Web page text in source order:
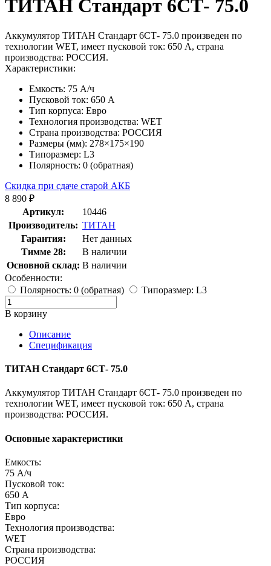
ТИТАН Стандарт 6СТ- 75.0
Аккумулятор ТИТАН Стандарт 6СТ- 75.0 произведен по
технологии WET, имеет пусковой ток: 650 A, страна
производства: РОССИЯ.
Характеристики:
Емкость: 75 А/ч
Пусковой ток: 650 А
Тип корпуса: Евро
Технология производства: WET
Страна производства: РОССИЯ
Размеры (мм): 278×175×190
Типоразмер: L3
Полярность: 0 (обратная)
Скидка при сдаче старой АКБ
8 890 ₽
Артикул:
10446
Производитель: ТИТАН
Гарантия:
Нет данных
Тимме 28:
В наличии
Основной склад: В наличии
Особенности:
Полярность: 0 (обратная)
Типоразмер: L3
В корзину
Описание
Спецификация
ТИТАН Стандарт 6СТ- 75.0
Аккумулятор ТИТАН Стандарт 6СТ- 75.0 произведен по
технологии WET, имеет пусковой ток: 650 A, страна
производства: РОССИЯ.
Основные характеристики
Емкость:
75 А/ч
Пусковой ток:
650 А
Тип корпуса:
Евро
Технология производства:
WET
Страна производства:
РОССИЯ